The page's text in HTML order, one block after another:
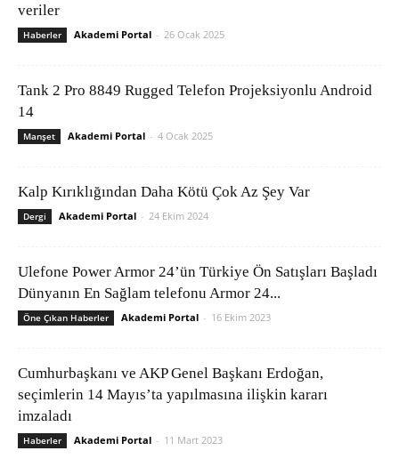
veriler
Haberler Akademi Portal - 26 Ocak 2025
Tank 2 Pro 8849 Rugged Telefon Projeksiyonlu Android
14
Manşet Akademi Portal - 4 Ocak 2025
Kalp Kırıklığından Daha Kötü Çok Az Şey Var
Dergi Akademi Portal - 24 Ekim 2024
Ulefone Power Armor 24’ün Türkiye Ön Satışları Başladı
Dünyanın En Sağlam telefonu Armor 24...
Öne Çıkan Haberler Akademi Portal - 16 Ekim 2023
Cumhurbaşkanı ve AKP Genel Başkanı Erdoğan,
seçimlerin 14 Mayıs’ta yapılmasına ilişkin kararı
imzaladı
Haberler Akademi Portal - 11 Mart 2023